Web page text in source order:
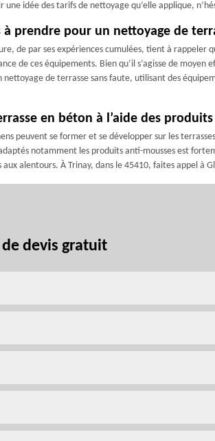
une idée des tarifs de nettoyage qu’elle applique,
à prendre pour un nettoyage de
de par ses expériences cumulées, tient à
de ces équipements. Bien qu’il s’agisse de
de terrasse sans faute, utilisant des
en béton à l’aide des
peuvent se former et se développer sur les
notamment les produits anti-mousses est
alentours. À Trinay, dans le 45410, faites appel
devis gratuit